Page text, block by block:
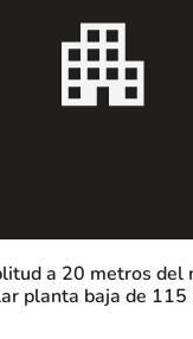
a 20 metros del
planta baja de 115
torrevieja. 2